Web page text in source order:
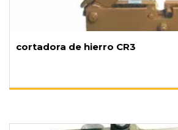
cortadora de hierro CR3